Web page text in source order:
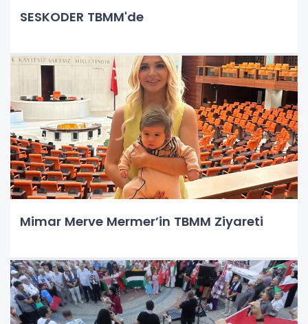
SESKODER TBMM'de
Mimar Merve Mermer’in TBMM Ziyareti